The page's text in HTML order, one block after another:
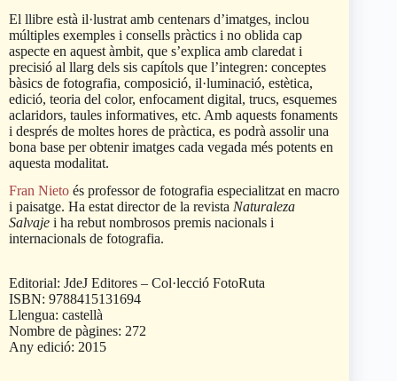
El llibre està il·lustrat amb centenars d’imatges, inclou
múltiples exemples i consells pràctics i no oblida cap
aspecte en aquest àmbit, que s’explica amb claredat i
precisió al llarg dels sis capítols que l’integren: conceptes
bàsics de fotografia, composició, il·luminació, estètica,
edició, teoria del color, enfocament digital, trucs, esquemes
aclaridors, taules informatives, etc. Amb aquests fonaments
i després de moltes hores de pràctica, es podrà assolir una
bona base per obtenir imatges cada vegada més potents en
aquesta modalitat.
Fran Nieto és professor de fotografia especialitzat en macro
i paisatge. Ha estat director de la revista Naturaleza
Salvaje i ha rebut nombrosos premis nacionals i
internacionals de fotografia.
Editorial: JdeJ Editores – Col·lecció FotoRuta
ISBN: 9788415131694
Llengua: castellà
Nombre de pàgines: 272
Any edició: 2015